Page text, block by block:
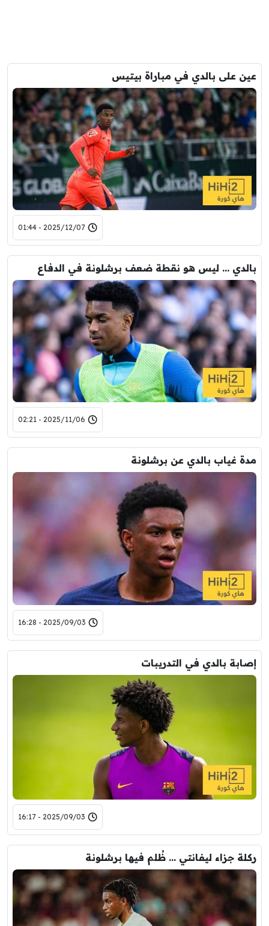
عين على بالدي في مباراة بيتيس
2025/12/07 - 01:44
بالدي … ليس هو نقطة ضعف برشلونة في الدفاع
2025/11/06 - 02:21
مدة غياب بالدي عن برشلونة
2025/09/03 - 16:28
إصابة بالدي في التدريبات
2025/09/03 - 16:17
ركلة جزاء ليفانتي … ظُلم فيها برشلونة